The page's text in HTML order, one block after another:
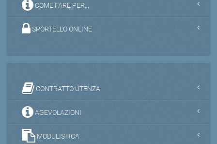
COME FARE PER...
SPORTELLO ONLINE
CONTRATTO UTENZA
AGEVOLAZIONI
MODULISTICA